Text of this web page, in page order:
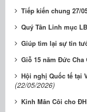
Tiếp kiến chung 27/
Quý Tân Linh mục
Giúp tìm lại sự tin
Giỗ 15 năm Đức
Hội nghị Quốc tế tại
(22/05/2026)
Kinh Mân Côi cho